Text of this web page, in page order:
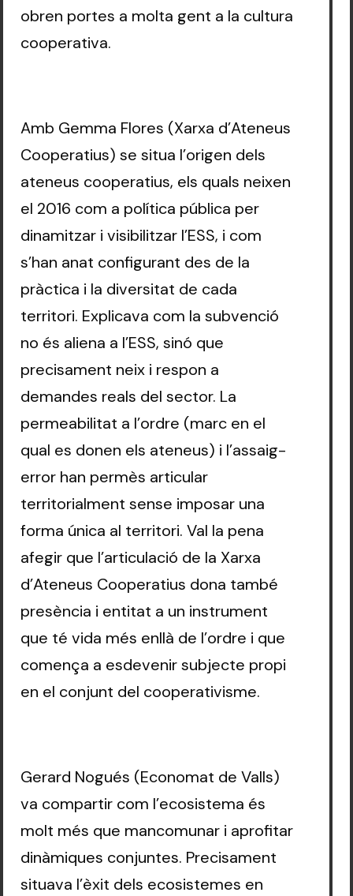
obren portes a molta gent a la cultura
cooperativa.
Amb Gemma Flores (Xarxa d’Ateneus
Cooperatius) se situa l’origen dels
ateneus cooperatius, els quals neixen
el 2016 com a política pública per
dinamitzar i visibilitzar l’ESS, i com
s’han anat configurant des de la
pràctica i la diversitat de cada
territori. Explicava com la subvenció
no és aliena a l’ESS, sinó que
precisament neix i respon a
demandes reals del sector. La
permeabilitat a l’ordre (marc en el
qual es donen els ateneus) i l’assaig-
error han permès articular
territorialment sense imposar una
forma única al territori. Val la pena
afegir que l’articulació de la Xarxa
d’Ateneus Cooperatius dona també
presència i entitat a un instrument
que té vida més enllà de l’ordre i que
comença a esdevenir subjecte propi
en el conjunt del cooperativisme.
Gerard Nogués (Economat de Valls)
va compartir com l’ecosistema és
molt més que mancomunar i aprofitar
dinàmiques conjuntes. Precisament
situava l’èxit dels ecosistemes en